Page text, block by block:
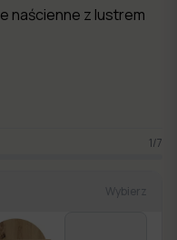
naścienne z lustrem
1/7
Wybierz